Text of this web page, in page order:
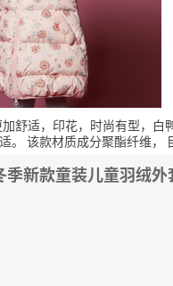
舒适，印花，时尚有型，
。 该款材质成分聚酯纤维，
新款童装儿童羽绒